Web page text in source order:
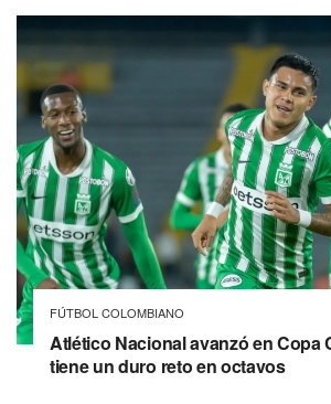
FÚTBOL COLOMBIANO
Atlético Nacional avanzó en Copa
tiene un duro reto en octavos